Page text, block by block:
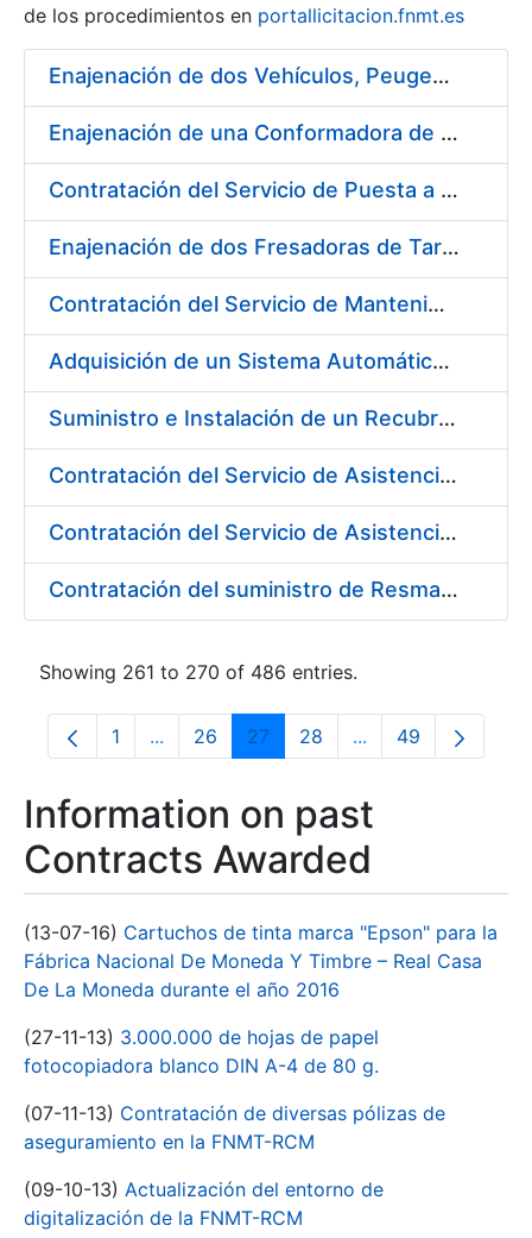
Show/Hide
de los procedimientos en portallicitacion.fnmt.es
Enajenación de dos Vehículos, Peugeot 307 y Peugeot 407
Enajenación de una Conformadora de Pliegos PVC-Overlay, Modelo Louda GM 400
Contratación del Servicio de Puesta a Disposición y Mantenimiento de Contenedores Higiénicos, Bacteriostáticos, Ambientadores, Columnas Eliminadoras de Olores y Alfombras Antideslizantes
Enajenación de dos Fresadoras de Tarjetas PVC Cybernetix Mod. GRX 2000 y GRX 3000
Contratación del Servicio de Mantenimiento de Drivers y Herramientas para Tarjetas Inteligentes
Adquisición de un Sistema Automático de Etiquetado y Pesado para Petacas de Monedas de la L4
Suministro e Instalación de un Recubrimiento Fono-Absorbente en paredes y techos
Contratación del Servicio de Asistencia Técnica para la Realización de Trabajos de Pintura para el Taller de Mantenimiento de la Fábrica de Papel de Burgos durante el año 2017
Contratación del Servicio de Asistencia Técnica para la Realización de Trabajos de Fontanería para el Taller de Mantenimiento de la Fábrica de Papel de Burgos durante el año 2017
Contratación del suministro de Resmas de Cartón
Showing 261 to 270 of 486 entries.
Page
1 ...Intermediate Pages Use TAB to navigate.
Page
26 Page
27 Page
28 ...Intermediate
Page
49
Information on past
Contracts Awarded
(13-07-16) Cartuchos de tinta marca "Epson" para la
Fábrica Nacional De Moneda Y Timbre – Real Casa
De La Moneda durante el año 2016
(27-11-13) 3.000.000 de hojas de papel
fotocopiadora blanco DIN A-4 de 80 g.
(07-11-13) Contratación de diversas pólizas de
aseguramiento en la FNMT-RCM
(09-10-13) Actualización del entorno de
digitalización de la FNMT-RCM